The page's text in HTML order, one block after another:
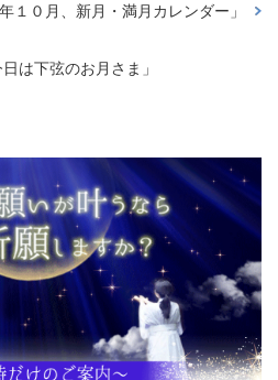
１０月、新月・満月カレンダー 」
は下弦のお月さま 」